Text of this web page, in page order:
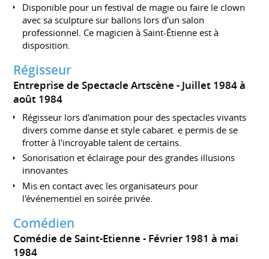
Disponible pour un festival de magie ou faire le clown
avec sa sculpture sur ballons lors d'un salon
professionnel. Ce magicien à Saint-Étienne est à
disposition.
Régisseur
Entreprise de Spectacle Artscène
Juillet 1984 à
août 1984
Régisseur lors d'animation pour des spectacles vivants
divers comme danse et style cabaret. e permis de se
frotter à l'incroyable talent de certains.
Sonorisation et éclairage pour des grandes illusions
innovantes
Mis en contact avec les organisateurs pour
l'événementiel en soirée privée.
Comédien
Comédie de Saint-Etienne
Février 1981 à mai
1984